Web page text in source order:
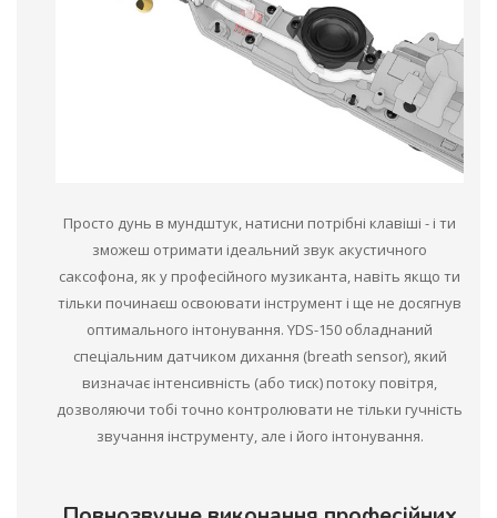
Просто дунь в мундштук, натисни потрібні клавіші - і ти
зможеш отримати ідеальний звук акустичного
саксофона, як у професійного музиканта, навіть якщо ти
тільки починаєш освоювати інструмент і ще не досягнув
оптимального інтонування. YDS-150 обладнаний
спеціальним датчиком дихання (breath sensor), який
визначає інтенсивність (або тиск) потоку повітря,
дозволяючи тобі точно контролювати не тільки гучність
звучання інструменту, але і його інтонування.